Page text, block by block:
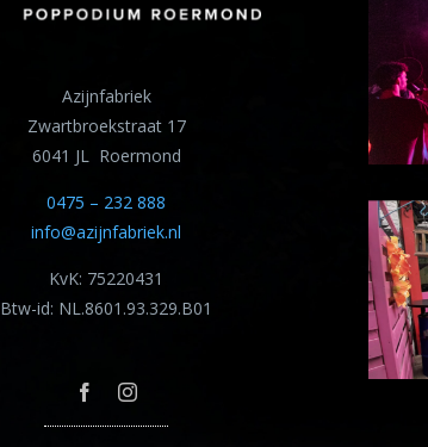
Azijnfabriek
Zwartbroekstraat 17
6041 JL Roermond
0475 – 232 888
info@azijnfabriek.nl
KvK: 75220431
Btw-id: NL.8601.93.329.B01